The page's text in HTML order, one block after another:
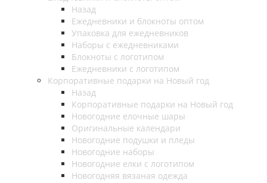
Назад
Ежедневники и блокноты оптом
Упаковка для ежедневников
Наборы с ежедневниками
Блокноты с логотипом
Ежедневники с логотипом
Корпоративные подарки на Новый год
Назад
Корпоративные подарки на Новый год
Новогодние елочные шары
Оригинальные календари
Новогодние подушки и пледы
Новогодние наборы
Новогодние елки с логотипом
Новогодняя вязаная одежда